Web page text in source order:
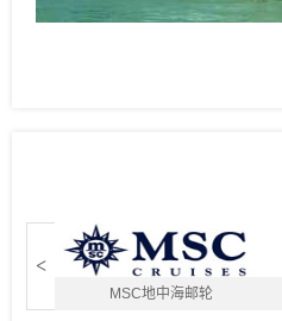
<
MSC地中海邮轮